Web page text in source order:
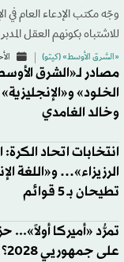
وجّه مكتب الإدعاء العام في
للاشتباه بكونهم العقل
«الشرق الأوسط» (كيتو) الأحد 09/
مصادر لـ«الشرق
الخلود»
وخالد الغامدي
انتخابات اتحاد
الرزيزاء»… و«اللغة
تطيحان بـ 5 قوائم
تمرُّد «أميركا
على جمهوريي 2028؟